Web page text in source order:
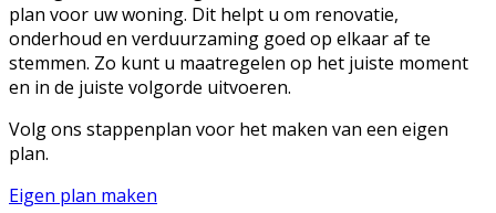
plan voor uw woning. Dit helpt u om renovatie,
onderhoud en verduurzaming goed op elkaar af te
stemmen. Zo kunt u maatregelen op het juiste moment
en in de juiste volgorde uitvoeren.
Volg ons stappenplan voor het maken van een eigen
plan.
Eigen plan maken